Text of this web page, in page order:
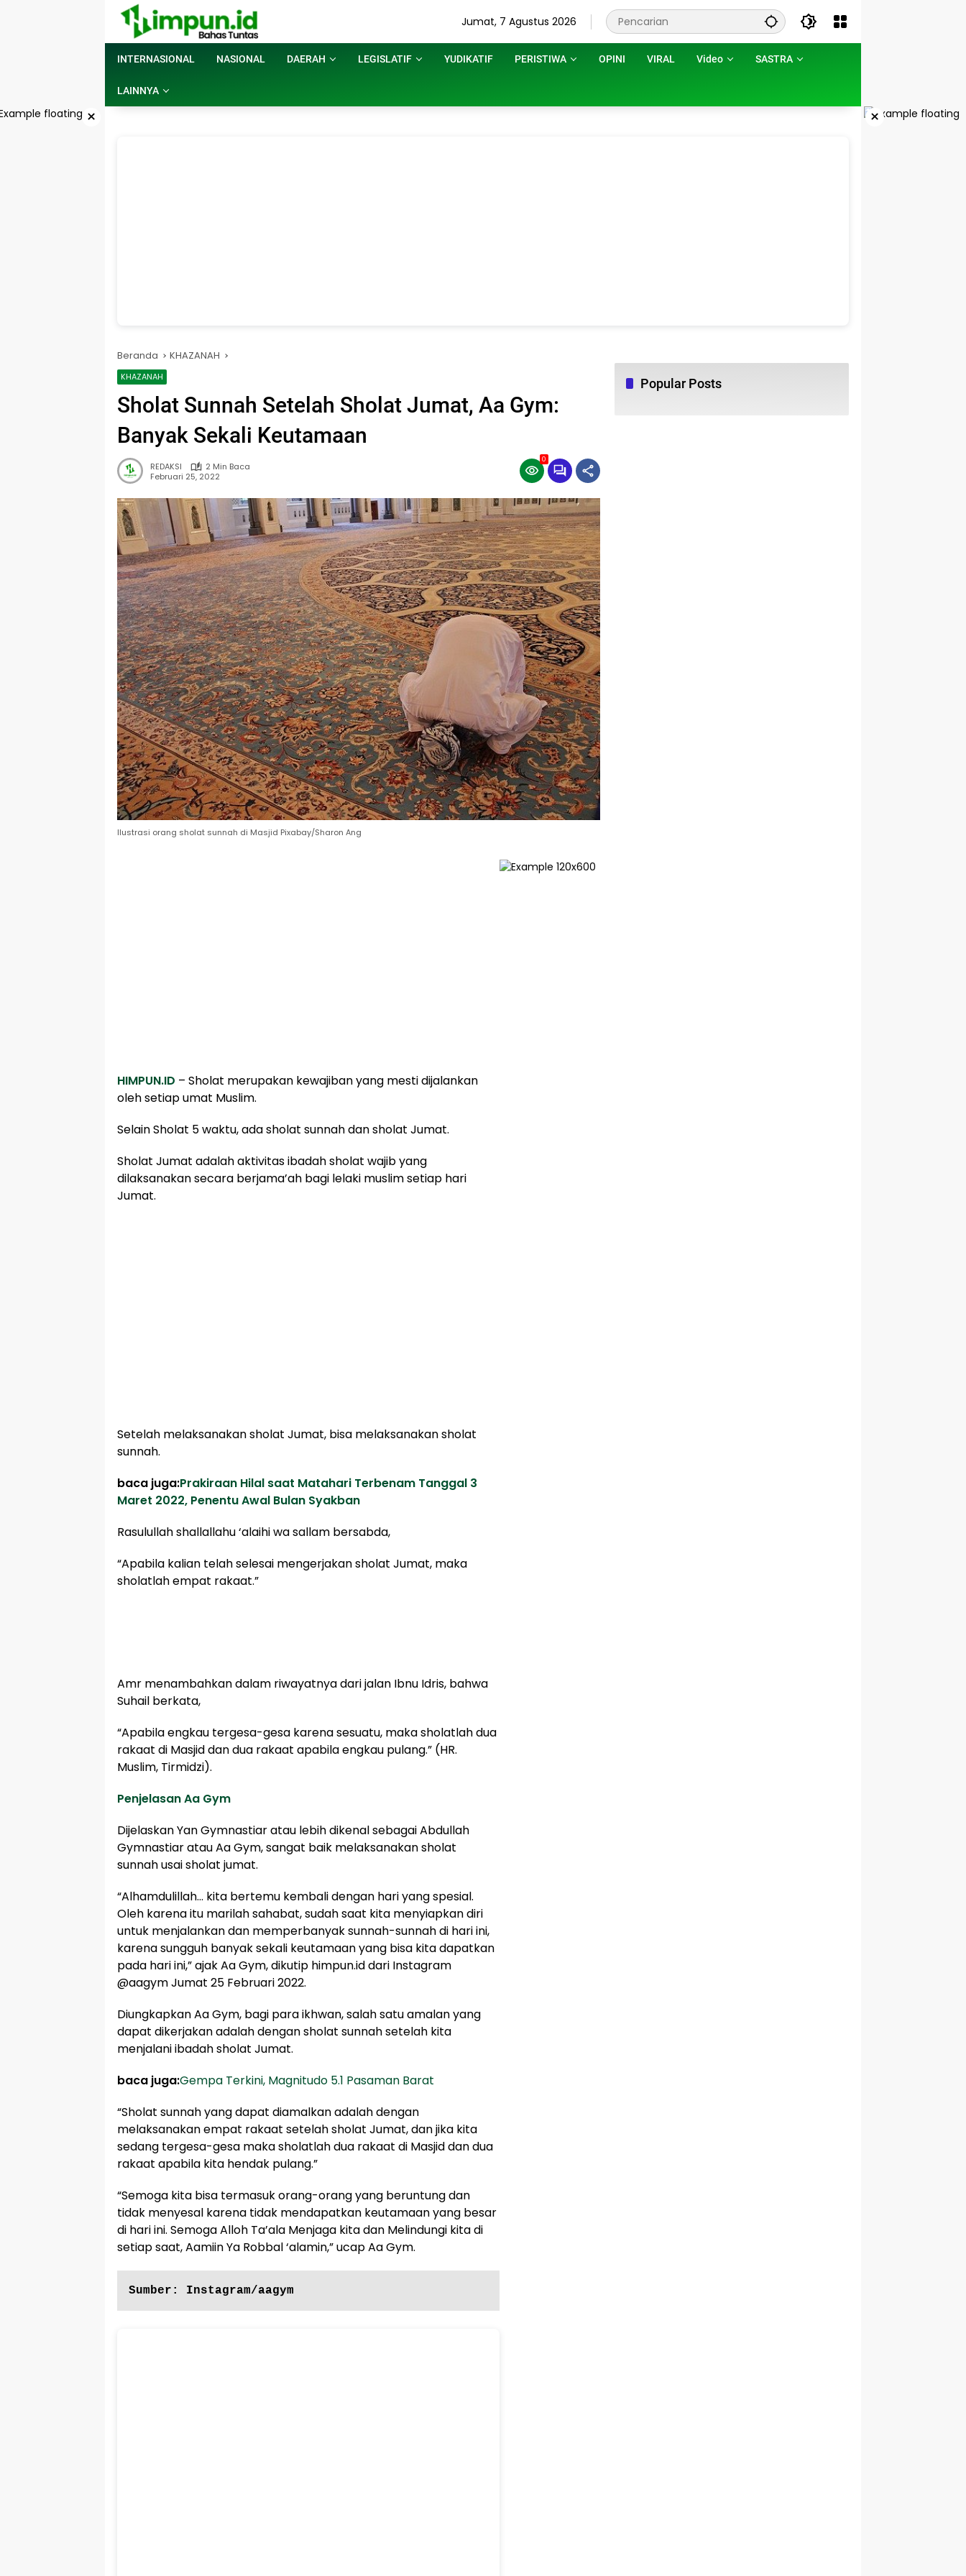
Jumat, 7 Agustus 2026
INTERNASIONAL NASIONAL DAERAH LEGISLATIF YUDIKATIF PERISTIWA OPINI VIRAL Video SASTRA
LAINNYA
× ×
Beranda KHAZANAH
KHAZANAH
Sholat Sunnah Setelah Sholat Jumat, Aa Gym:
Banyak Sekali Keutamaan
REDAKSI
2 Min Baca
Februari 25, 2022
0
Ilustrasi orang sholat sunnah di Masjid Pixabay/Sharon Ang
HIMPUN.ID – Sholat merupakan kewajiban yang mesti dijalankan
oleh setiap umat Muslim.
Selain Sholat 5 waktu, ada sholat sunnah dan sholat Jumat.
Sholat Jumat adalah aktivitas ibadah sholat wajib yang
dilaksanakan secara berjama’ah bagi lelaki muslim setiap hari
Jumat.
Setelah melaksanakan sholat Jumat, bisa melaksanakan sholat
sunnah.
baca juga:Prakiraan Hilal saat Matahari Terbenam Tanggal 3
Maret 2022, Penentu Awal Bulan Syakban
Rasulullah shallallahu ‘alaihi wa sallam bersabda,
“Apabila kalian telah selesai mengerjakan sholat Jumat, maka
sholatlah empat rakaat.”
Amr menambahkan dalam riwayatnya dari jalan Ibnu Idris, bahwa
Suhail berkata,
“Apabila engkau tergesa-gesa karena sesuatu, maka sholatlah dua
rakaat di Masjid dan dua rakaat apabila engkau pulang.” (HR.
Muslim, Tirmidzi).
Penjelasan Aa Gym
Dijelaskan Yan Gymnastiar atau lebih dikenal sebagai Abdullah
Gymnastiar atau Aa Gym, sangat baik melaksanakan sholat
sunnah usai sholat jumat.
“Alhamdulillah… kita bertemu kembali dengan hari yang spesial.
Oleh karena itu marilah sahabat, sudah saat kita menyiapkan diri
untuk menjalankan dan memperbanyak sunnah-sunnah di hari ini,
karena sungguh banyak sekali keutamaan yang bisa kita dapatkan
pada hari ini,” ajak Aa Gym, dikutip himpun.id dari Instagram
@aagym Jumat 25 Februari 2022.
Diungkapkan Aa Gym, bagi para ikhwan, salah satu amalan yang
dapat dikerjakan adalah dengan sholat sunnah setelah kita
menjalani ibadah sholat Jumat.
baca juga:Gempa Terkini, Magnitudo 5.1 Pasaman Barat
“Sholat sunnah yang dapat diamalkan adalah dengan
melaksanakan empat rakaat setelah sholat Jumat, dan jika kita
sedang tergesa-gesa maka sholatlah dua rakaat di Masjid dan dua
rakaat apabila kita hendak pulang.”
“Semoga kita bisa termasuk orang-orang yang beruntung dan
tidak menyesal karena tidak mendapatkan keutamaan yang besar
di hari ini. Semoga Alloh Ta’ala Menjaga kita dan Melindungi kita di
setiap saat, Aamiin Ya Robbal ‘alamin,” ucap Aa Gym.
Sumber: Instagram/aagym
Popular Posts